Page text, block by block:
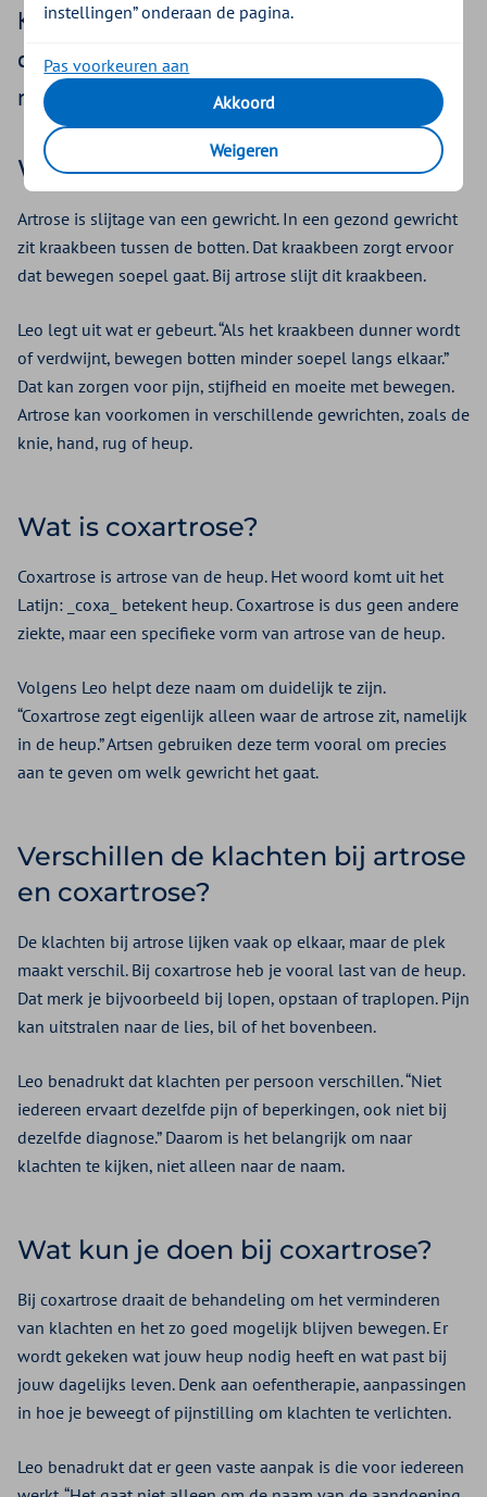
Kruis. Hij legt uit wat artrose is, wat
coxartrose betekent en hoe deze termen
met elkaar samenhangen.
Wat is artrose?
Artrose is slijtage van een gewricht. In een gezond gewricht
zit kraakbeen tussen de botten. Dat kraakbeen zorgt ervoor
dat bewegen soepel gaat. Bij artrose slijt dit kraakbeen.
Leo legt uit wat er gebeurt. “Als het kraakbeen dunner wordt
of verdwijnt, bewegen botten minder soepel langs elkaar.”
Dat kan zorgen voor pijn, stijfheid en moeite met bewegen.
Artrose kan voorkomen in verschillende gewrichten, zoals de
knie, hand, rug of heup.
Wat is coxartrose?
Coxartrose is artrose van de heup. Het woord komt uit het
Latijn: _coxa_ betekent heup. Coxartrose is dus geen andere
ziekte, maar een specifieke vorm van artrose van de heup.
Volgens Leo helpt deze naam om duidelijk te zijn.
“Coxartrose zegt eigenlijk alleen waar de artrose zit, namelijk
in de heup.” Artsen gebruiken deze term vooral om precies
aan te geven om welk gewricht het gaat.
Verschillen de klachten bij artrose
en coxartrose?
De klachten bij artrose lijken vaak op elkaar, maar de plek
maakt verschil. Bij coxartrose heb je vooral last van de heup.
Dat merk je bijvoorbeeld bij lopen, opstaan of traplopen. Pijn
kan uitstralen naar de lies, bil of het bovenbeen.
Leo benadrukt dat klachten per persoon verschillen. “Niet
iedereen ervaart dezelfde pijn of beperkingen, ook niet bij
dezelfde diagnose.” Daarom is het belangrijk om naar
klachten te kijken, niet alleen naar de naam.
Wat kun je doen bij coxartrose?
Bij coxartrose draait de behandeling om het verminderen
van klachten en het zo goed mogelijk blijven bewegen. Er
wordt gekeken wat jouw heup nodig heeft en wat past bij
jouw dagelijks leven. Denk aan oefentherapie, aanpassingen
in hoe je beweegt of pijnstilling om klachten te verlichten.
Leo benadrukt dat er geen vaste aanpak is die voor iedereen
instellingen” onderaan de pagina.
Pas voorkeuren aan
Akkoord
Weigeren